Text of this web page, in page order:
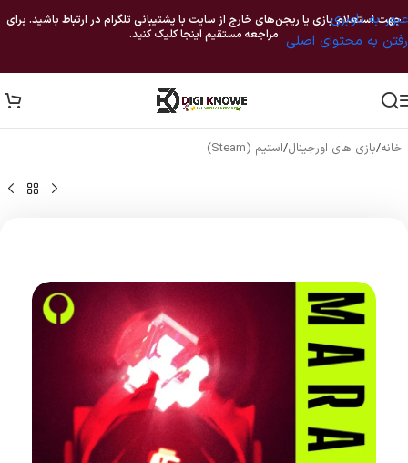
عبور به ناوبری
رفتن به محتوای اصلی
جهت استعلام بازی یا ریجن‌های خارج از سایت با پشتیبانی تلگرام در ارتباط باشید. برای
مراجعه مستقیم اینجا کلیک کنید.
خانه/بازی های اورجینال/استیم (Steam)